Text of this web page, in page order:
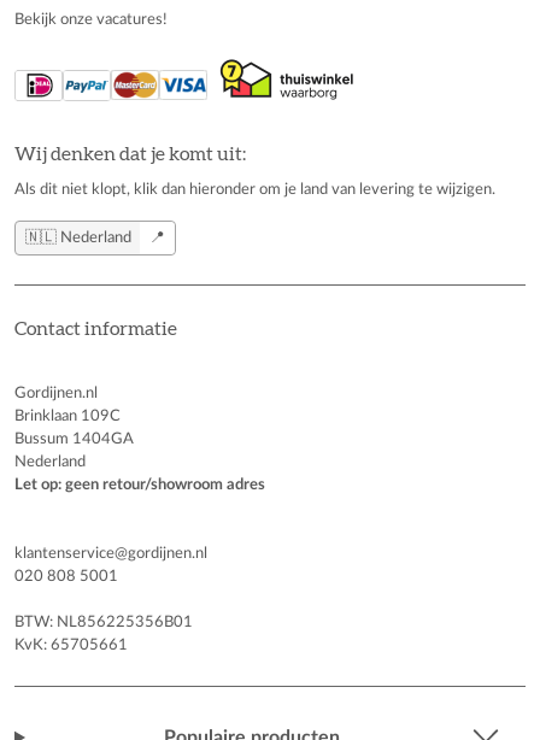
Bekijk onze vacatures!
Wij denken dat je komt uit:
Als dit niet klopt, klik dan hieronder om je land van levering te wijzigen.
🇳🇱 Nederland 📍
Contact informatie
Gordijnen.nl
Brinklaan 109C
Bussum 1404GA
Nederland
Let op: geen retour/showroom adres
klantenservice@gordijnen.nl
020 808 5001
BTW: NL856225356B01
KvK: 65705661